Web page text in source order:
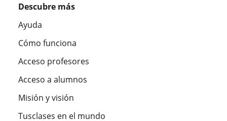
Descubre más
Ayuda
Cómo funciona
Acceso profesores
Acceso a alumnos
Misión y visión
Tusclases en el mundo